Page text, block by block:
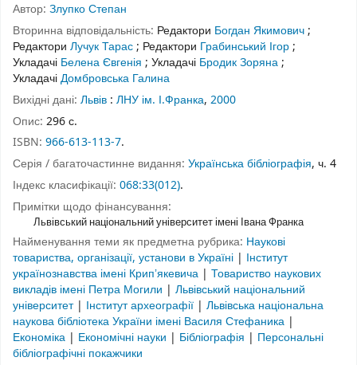
Автор: Злупко Степан
Вторинна відповідальність: Редактори Богдан Якимович;
Редактори Лучук Тарас; Редактори Грабинський Ігор;
Укладачі Белена Євгенія ; Укладачі Бродик Зоряна;
УкладачіДомбровська Галина
Вихідні дані: Львів : ЛНУ ім. І.Франка, 2000
Опис: 296 с.
ISBN: 966-613-113-7.
Серія / багаточастинне видання: Українська бібліографія, ч. 4
Індекс класифікації: 068:33(012).
Примітки щодо фінансування:
Львівський національний університет імені Івана Франка
Найменування теми як предметна рубрика: Наукові
товариства, організації, установи в Україні | Інститут
українознавства імені Крипʼякевича | Товариство наукових
викладів імені Петра Могили | Львівський національний
університет | Інститут археографії | Львівська національна
наукова бібліотека України імені Василя Стефаника |
Економіка | Економічні науки | Бібліографія | Персональні
бібліографічні покажчики